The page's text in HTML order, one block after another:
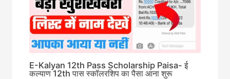
E-Kalyan 12th Pass Scholarship Paisa- ई
कल्याण 12th पास स्कॉलरशिप का पैसा आना शुरू